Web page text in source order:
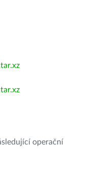
operační